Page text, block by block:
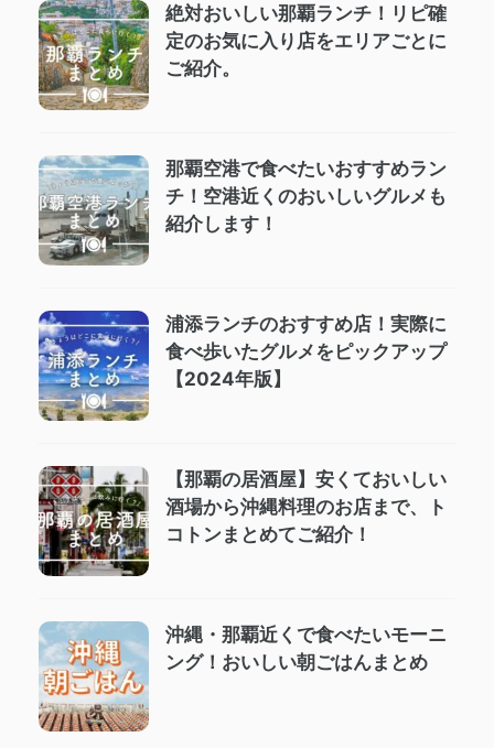
絶対おいしい那覇ランチ！リピ確
定のお気に入り店をエリアごとに
ご紹介。
那覇空港で食べたいおすすめラン
チ！空港近くのおいしいグルメも
紹介します！
浦添ランチのおすすめ店！実際に
食べ歩いたグルメをピックアップ
【2024年版】
【那覇の居酒屋】安くておいしい
酒場から沖縄料理のお店まで、ト
コトンまとめてご紹介！
沖縄・那覇近くで食べたいモーニ
ング！おいしい朝ごはんまとめ